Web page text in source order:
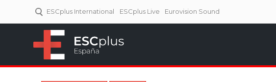
ESCplus International ESCplus Live Eurovision Sound